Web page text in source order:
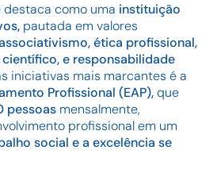
destaca como uma instituição
pautada em valores
ética profissional,
e responsabilidade
iniciativas mais marcantes é a
Profissional (EAP),que
pessoas mensalmente,
profissional em um
social e a excelência se